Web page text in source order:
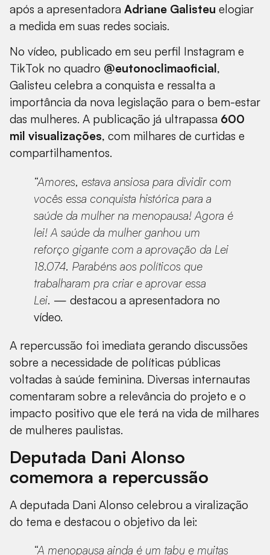
após a apresentadora Adriane Galisteu elogiar
a medida em suas redes sociais.
No vídeo, publicado em seu perfil Instagram e
TikTok no quadro @eutonoclimaoficial,
Galisteu celebra a conquista e ressalta a
importância da nova legislação para o bem-estar
das mulheres. A publicação já ultrapassa 600
mil visualizações, com milhares de curtidas e
compartilhamentos.
“Amores, estava ansiosa para dividir com
vocês essa conquista histórica para a
saúde da mulher na menopausa! Agora é
lei! A saúde da mulher ganhou um
reforço gigante com a aprovação da Lei
18.074. Parabéns aos políticos que
trabalharam pra criar e aprovar essa
Lei. — destacou a apresentadora no
vídeo.
A repercussão foi imediata gerando discussões
sobre a necessidade de políticas públicas
voltadas à saúde feminina. Diversas internautas
comentaram sobre a relevância do projeto e o
impacto positivo que ele terá na vida de milhares
de mulheres paulistas.
Deputada Dani Alonso
comemora a repercussão
A deputada Dani Alonso celebrou a viralização
do tema e destacou o objetivo da lei:
“A menopausa ainda é um tabu e muitas